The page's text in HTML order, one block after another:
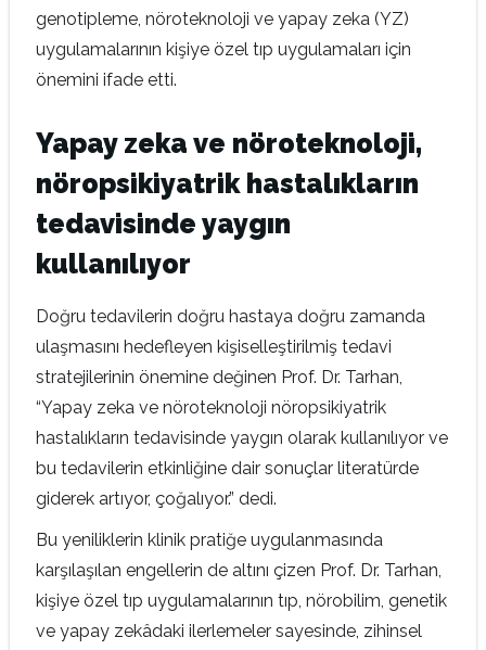
genotipleme, nöroteknoloji ve yapay zeka (YZ)
uygulamalarının kişiye özel tıp uygulamaları için
önemini ifade etti.
Yapay zeka ve nöroteknoloji,
nöropsikiyatrik hastalıkların
tedavisinde yaygın
kullanılıyor
Doğru tedavilerin doğru hastaya doğru zamanda
ulaşmasını hedefleyen kişiselleştirilmiş tedavi
stratejilerinin önemine değinen Prof. Dr. Tarhan,
“Yapay zeka ve nöroteknoloji nöropsikiyatrik
hastalıkların tedavisinde yaygın olarak kullanılıyor ve
bu tedavilerin etkinliğine dair sonuçlar literatürde
giderek artıyor, çoğalıyor.” dedi.
Bu yeniliklerin klinik pratiğe uygulanmasında
karşılaşılan engellerin de altını çizen Prof. Dr. Tarhan,
kişiye özel tıp uygulamalarının tıp, nörobilim, genetik
ve yapay zekâdaki ilerlemeler sayesinde, zihinsel